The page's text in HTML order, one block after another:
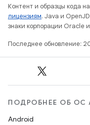
Контент и образцы кода
лицензиям. Java и
знаки корпорации Oracle
Последнее обновление:
ПОДРОБНЕЕ ОБ ОС
Android